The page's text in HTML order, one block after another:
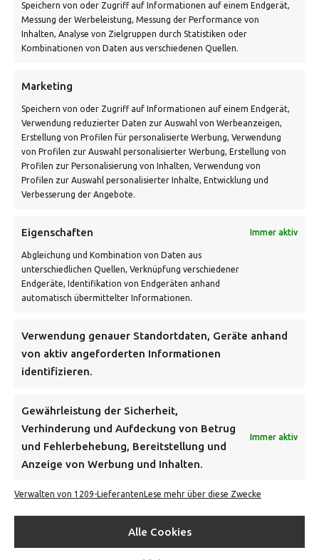
Speichern von oder Zugriff auf Informationen auf einem Endgerät,
Messung der Werbeleistung, Messung der Performance von
Inhalten, Analyse von Zielgruppen durch Statistiken oder
Kombinationen von Daten aus verschiedenen Quellen.
Marketing
Speichern von oder Zugriff auf Informationen auf einem Endgerät,
Verwendung reduzierter Daten zur Auswahl von Werbeanzeigen,
Erstellung von Profilen für personalisierte Werbung, Verwendung
von Profilen zur Auswahl personalisierter Werbung, Erstellung von
Profilen zur Personalisierung von Inhalten, Verwendung von
Profilen zur Auswahl personalisierter Inhalte, Entwicklung und
Verbesserung der Angebote.
Eigenschaften Immer aktiv
Abgleichung und Kombination von Daten aus
unterschiedlichen Quellen, Verknüpfung verschiedener
Endgeräte, Identifikation von Endgeräten anhand
automatisch übermittelter Informationen.
Verwendung genauer Standortdaten, Geräte anhand
von aktiv angeforderten Informationen
identifizieren.
Gewährleistung der Sicherheit,
Verhinderung und Aufdeckung von Betrug
und Fehlerbehebung, Bereitstellung und
Anzeige von Werbung und Inhalten.
Immer aktiv
Verwalten von 1209-LieferantenLese mehr über diese Zwecke
Alle Cookies
info@vontiling.de
VERSANDKOSTENHINWEIS:
NEWSLETTER
Danke, deine Registrierung war erfolgreich! Bitte prüfe
FOLGE UNS
INFORMATIONEN